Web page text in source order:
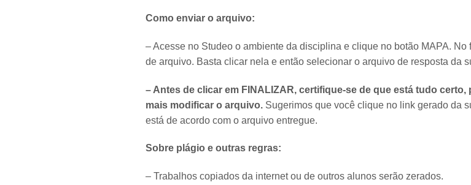
Como enviar o arquivo:
– Acesse no Studeo o ambiente da disciplina e clique no botão MAPA.
de arquivo. Basta clicar nela e então selecionar o arquivo de resposta da
– Antes de clicar em FINALIZAR, certifique-se de que está tudo
mais modificar o arquivo. Sugerimos que você clique no link gerado da
está de acordo com o arquivo entregue.
Sobre plágio e outras regras:
– Trabalhos copiados da internet ou de outros alunos serão zerados.